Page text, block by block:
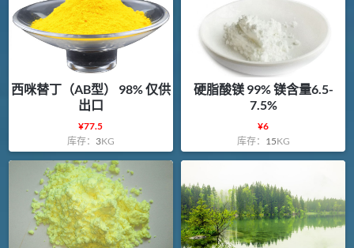
西咪替丁（AB型） 98% 仅供
出口
¥77.5
库存： 3KG
硬脂酸镁 99% 镁含量6.5-
7.5%
¥6
库存： 15KG